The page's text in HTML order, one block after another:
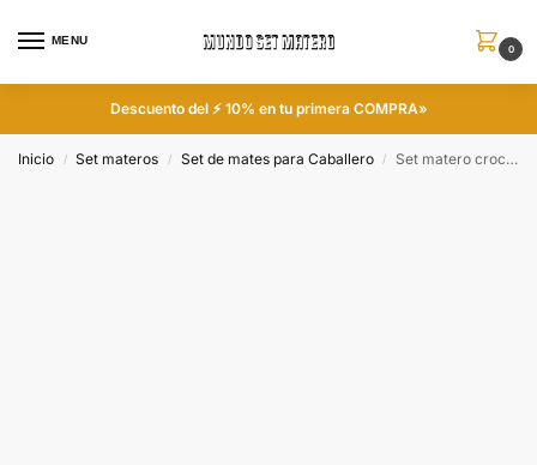
MENU
0
Descuento del ⚡ 10% en tu primera COMPRA»
Inicio / Set materos / Set de mates para Caballero / Set matero croco negro con mate calabaza y corona colección CATA